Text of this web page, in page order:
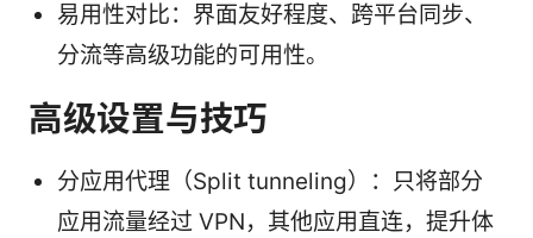
易用性对比：界面友好程度、跨平台同步、
分流等高级功能的可用性。
高级设置与技巧
分应用代理（Split tunneling）：只将部分
应用流量经过 VPN，其他应用直连，提升体